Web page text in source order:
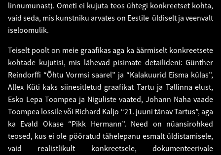
linnumunast). Ometi ei kujuta teos ühtegi konkreetset kohta,
vaid seda, mis kunstniku arvates on Eestile üldiselt ja veenvalt
iseloomulik.
Teiselt poolt on meie graafikas aga ka äärmiselt konkreetsete
kohtade kujutisi, mis lähevad pisimate detailideni: Günther
Reindorffi “Õhtu Vormsi saarel” ja “Kalakuurid Eisma külas”,
Allex Küti kaks siinesitletud graafikat Tartu ja Tallinna elust,
Esko Lepa Toompea ja Niguliste vaated, Johann Naha vaade
Toompea lossile või Richard Kaljo “21. juuni tänav Tartus”, aga
ka Evald Okase “Pikk Hermann”. Need on nüansirohked
teosed, kus ei ole pööratud tähelepanu esmalt üldistamisele,
vaid realistlikult konkreetsele, dokumenteerivale